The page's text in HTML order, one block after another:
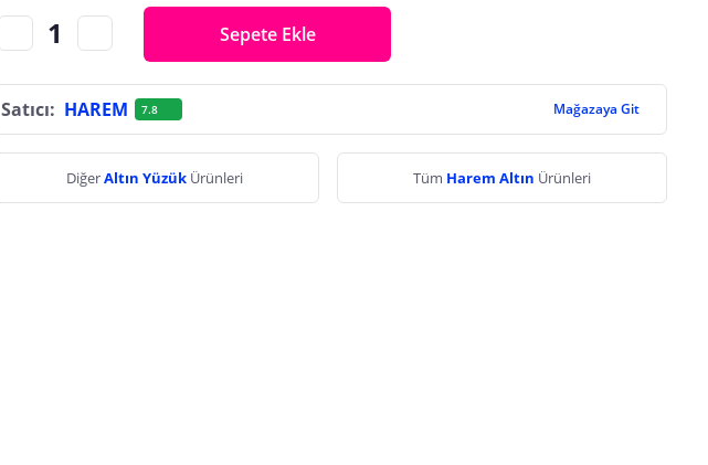
Sepete Ekle
Satıcı: HAREM 7.8 Mağazaya Git
DiğerAltın Yüzük Ürünleri Tüm Harem Altın Ürünleri